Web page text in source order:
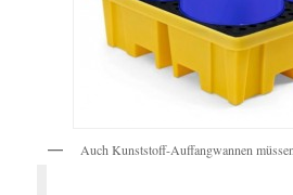
Auch Kunststoff-Auffangwannen